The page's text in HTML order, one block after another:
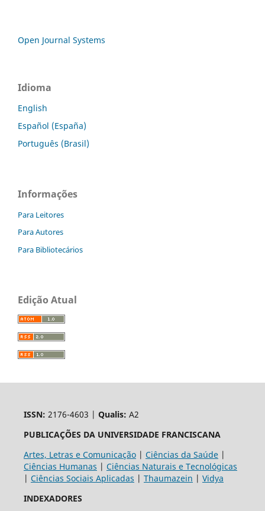
Open Journal Systems
Idioma
English
Español (España)
Português (Brasil)
Informações
Para Leitores
Para Autores
Para Bibliotecários
Edição Atual
ISSN: 2176-4603 | Qualis: A2
PUBLICAÇÕES DA UNIVERSIDADE FRANCISCANA
Artes, Letras e Comunicação| Ciências da Saúde|
Ciências Humanas | Ciências Naturais e Tecnológicas
| Ciências Sociais Aplicadas | Thaumazein | Vidya
INDEXADORES